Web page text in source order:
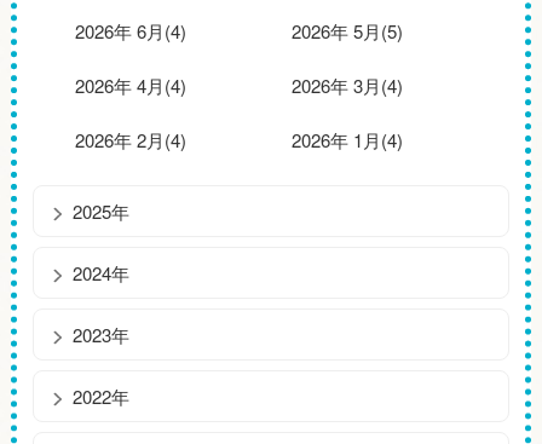
2026年 6月(4) 2026年 5月(5)
2026年 4月(4) 2026年 3月(4)
2026年 2月(4) 2026年 1月(4)
2025年
2024年
2023年
2022年